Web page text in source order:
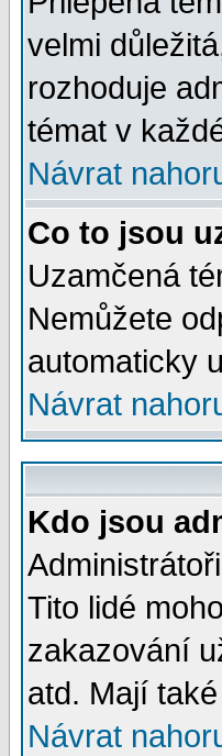
velmi
rozhoduje
témat v
Návrat
Co to jsou
Uzamčená
Nemůžete
automaticky
Návrat
Kdo jsou
Tito lidé
zakazování
atd. Mají
Návrat